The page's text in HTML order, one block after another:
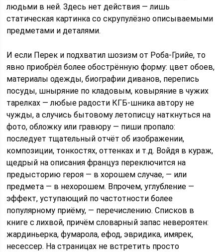
людьми в ней. Здесь нет действия — лишь
статическая картинка со скрупулёзно описываемыми
предметами и деталями.
И если Перек и подхватил шозизм от Роба-Грийе, то
явно приобрёл более обострённую форму: цвет обоев,
материалы одежды, биографии диванов, перепись
посуды, шныряние по кладовым, ковыряние в чужих
тарелках — любые радости КГБ-шника автору не
чужды, а случись бытовому летописцу наткнуться на
фото, обложку или гравюру — пиши пропало:
последует тщательный отчёт об изображении,
композиции, тонкостях, оттенках и т.д. Войдя в кураж,
щедрый на описания француз переключится на
предысторию героя — в хорошем случае, — или
предмета — в нехорошем. Впрочем, углубление —
эффект, уступающий по частотности более
популярному приёму, — перечислению. Списков в
книге с лихвой, причём словарный запас невероятен:
жардиньерка, фумарола, ефод, эвридика, имярек,
несессер. На страницах не встретить просто